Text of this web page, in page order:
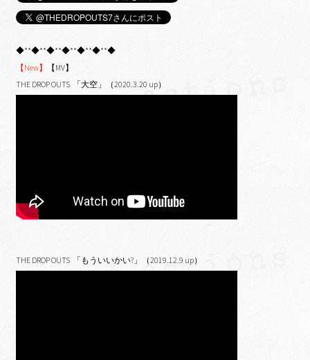
◆**◆**◆**◆**◆**◆**◆
【New】
【MV】
THE DROP OUTS 「大空」（2020.3.20 up）
THE DROP OUTS 「もういいかい?」（2019.12.9 up）